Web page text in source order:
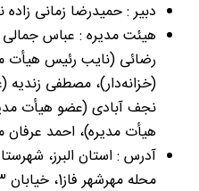
دبیر : حمیدرضا زمانی زاده
هیئت مدیره : عباس
رضائی (نايب رئيس هیأت
(خزانه‌دار)، مصطفی
نجف آبادی (عضو هیأت
هیأت مدیره)، احمد
آدرس : استان البرز،